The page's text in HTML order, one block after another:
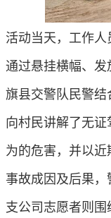
活动当天，工作人
通过悬挂横幅、
旗县交警队民警
向村民讲解了无
为的危害，并以
事故成因及后果
支公司志愿者则围